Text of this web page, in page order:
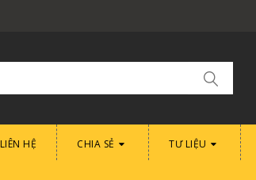
LIÊN HỆ CHIA SẺ TƯ LIỆU